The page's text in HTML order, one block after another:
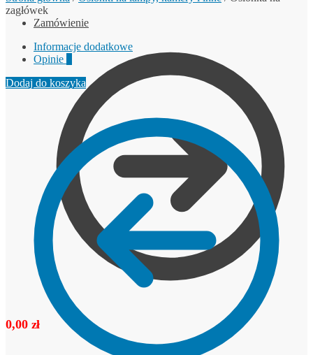
Zamówienie
0,00 zł
zagłówek
Informacje dodatkowe
Opinie
Dodaj do koszyka